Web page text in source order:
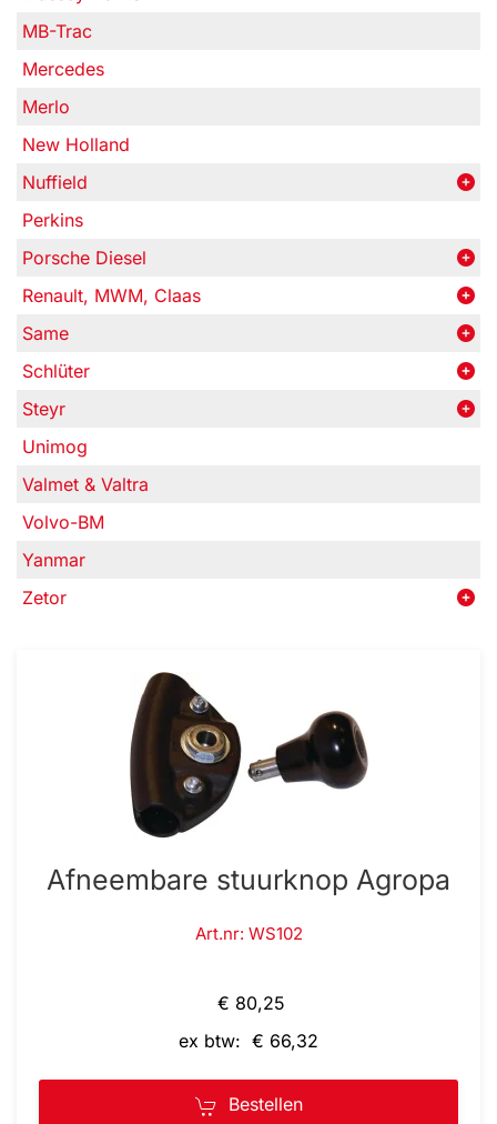
MB-Trac
Mercedes
Merlo
New Holland
Nuffield
Perkins
Porsche Diesel
Renault, MWM, Claas
Same
Schlüter
Steyr
Unimog
Valmet & Valtra
Volvo-BM
Yanmar
Zetor
Afneembare stuurknop Agropa
Art.nr: WS102
€ 80,25
ex btw: € 66,32
Bestellen